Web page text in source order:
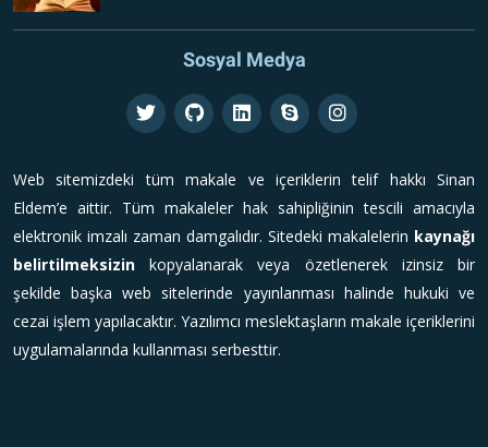
Sosyal Medya
Web sitemizdeki tüm makale ve içeriklerin telif hakkı Sinan
Eldem’e aittir. Tüm makaleler hak sahipliğinin tescili amacıyla
elektronik imzalı zaman damgalıdır. Sitedeki makalelerin kaynağı
belirtilmeksizin kopyalanarak veya özetlenerek izinsiz bir
şekilde başka web sitelerinde yayınlanması halinde hukuki ve
cezai işlem yapılacaktır. Yazılımcı meslektaşların makale içeriklerini
uygulamalarında kullanması serbesttir.